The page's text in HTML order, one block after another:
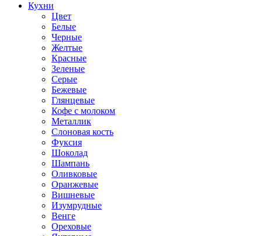
Кухни
Цвет
Белые
Черные
Желтые
Красные
Зеленые
Серые
Бежевые
Глянцевые
Кофе с молоком
Металлик
Слоновая кость
Фуксия
Шоколад
Шампань
Оливковые
Оранжевые
Вишневые
Изумрудные
Венге
Ореховые